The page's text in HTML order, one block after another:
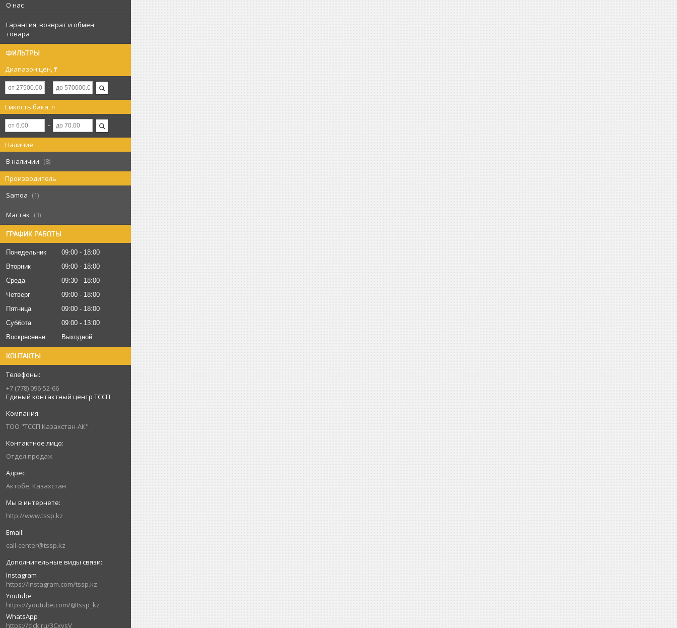
О нас
Гарантия, возврат и обмен
товара
ФИЛЬТРЫ
Диапазон цен, ₸
Емкость бака, л
Наличие
В наличии
8
Производитель
Samoa
1
Мастак 3
ГРАФИК РАБОТЫ
Понедельник 09:00
18:00
Вторник
09:00
18:00
Среда
09:30
18:00
Четверг
09:00
18:00
Пятница
09:00
18:00
Суббота
09:00
13:00
Воскресенье
Выходной
КОНТАКТЫ
+7 (778) 096-52-66
Единый контактный центр ТССП
ТОО "ТССП Казахстан-АК"
Отдел продаж
Актобе, Казахстан
http://www.tssp.kz
call-center@tssp.kz
Instagram
https://instagram.com/tssp.kz
Youtube
https://youtube.com/@tssp_kz
WhatsApp
https://clck.ru/3CxysV